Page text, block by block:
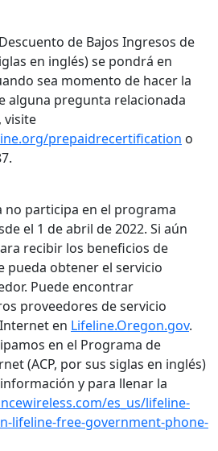
de Bajos Ingresos de
en inglés) se pondrá en
sea momento de hacer la
alguna pregunta relacionada
visite
prepaidrecertification o
no participa en el programa
el 1 de abril de 2022. Si aún
recibir los beneficios de
pueda obtener el servicio
Puede encontrar
proveedores de servicio
en Lifeline.Oregon.gov.
en el Programa de
(ACP, por sus siglas en inglés)
y para llenar la
es_us/lifeline-
lifeline-free-government-phone-